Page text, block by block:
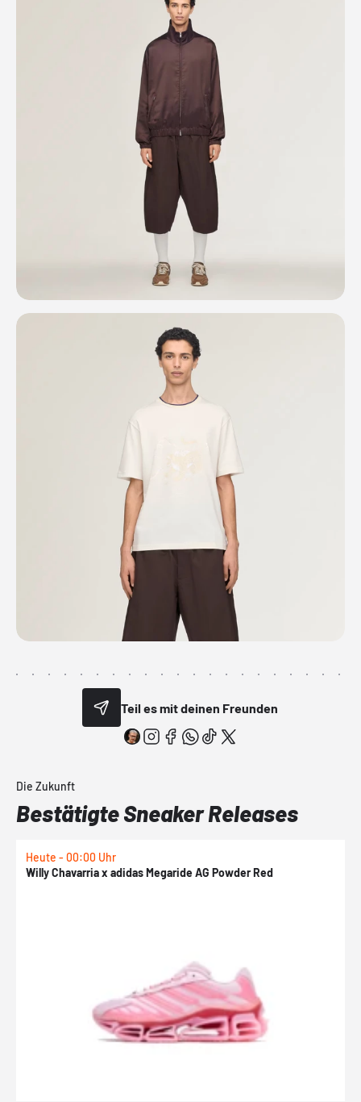
Teil es mit deinen Freunden
Die Zukunft
Bestätigte Sneaker Releases
Heute - 00:00 Uhr
Willy Chavarria x adidas Megaride AG Powder Red